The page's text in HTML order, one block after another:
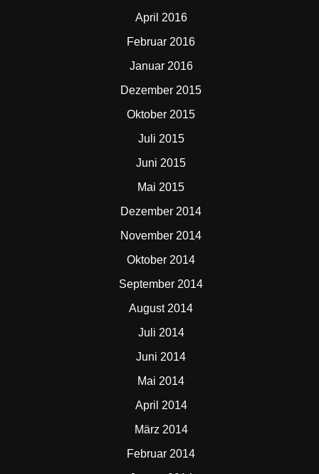
April 2016
Februar 2016
Januar 2016
Dezember 2015
Oktober 2015
Juli 2015
Juni 2015
Mai 2015
Dezember 2014
November 2014
Oktober 2014
September 2014
August 2014
Juli 2014
Juni 2014
Mai 2014
April 2014
März 2014
Februar 2014